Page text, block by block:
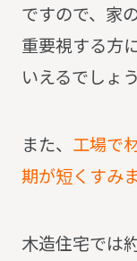
ですので、家
重要視する方
いえるでしょう
また、 工場で
期が短くすみま
木造住宅では